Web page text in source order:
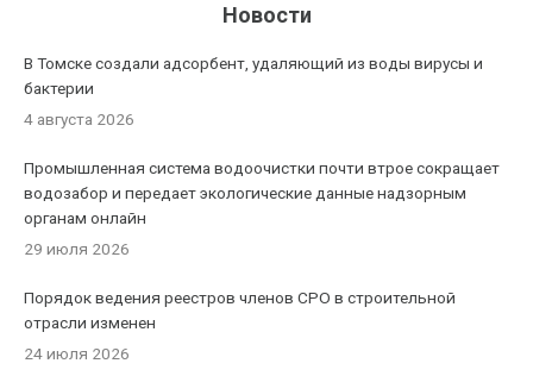
Новости
В Томске создали адсорбент, удаляющий из воды вирусы и
бактерии
4 августа 2026
Промышленная система водоочистки почти втрое сокращает
водозабор и передает экологические данные надзорным
органам онлайн
29 июля 2026
Порядок ведения реестров членов СРО в строительной
отрасли изменен
24 июля 2026